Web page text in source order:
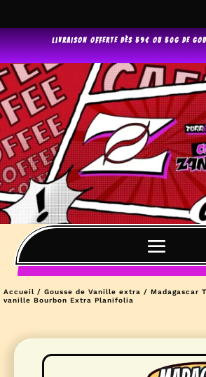
Livraison offerte dès 59€ ou 50g de
Accueil / Gousse de Vanille extra
/ Madagascar
vanille Bourbon Extra Planifolia